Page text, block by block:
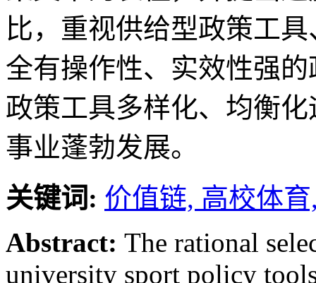
比，重视供给型政策工
全有操作性、实效性强
政策工具多样化、均衡
事业蓬勃发展。
关键词: 价值链, 高校体
Abstract: The rational
university sport policy